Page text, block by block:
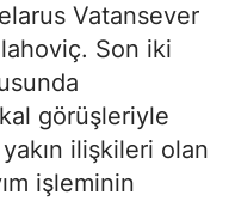
Vatansever
Son iki
görüşleriyle
ilişkileri olan
işleminin